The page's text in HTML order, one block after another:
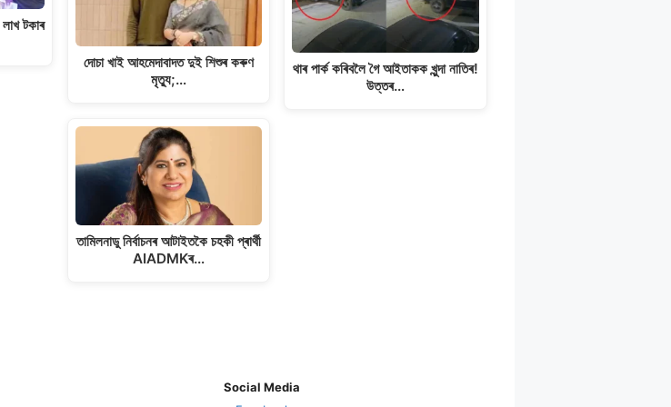
টকাৰ
দোচা খাই আহমেদাবাদত দুই শিশুৰ কৰুণ
মৃত্যু;…
তামিলনাডু নিৰ্বাচনৰ আটাইতকৈ চহকী প্ৰাৰ্থী
AIADMKৰ…
থাৰ পাৰ্ক কৰিবলৈ গৈ আইতাকক খুন্দা নাতিৰ!
উত্তৰ…
Social Media